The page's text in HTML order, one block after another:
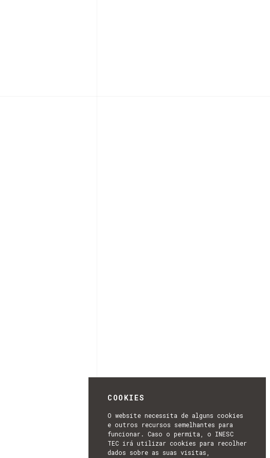
COOKIES
O website necessita de alguns cookies
e outros recursos semelhantes para
funcionar. Caso o permita, o INESC
TEC irá utilizar cookies para recolher
dados sobre as suas visitas,